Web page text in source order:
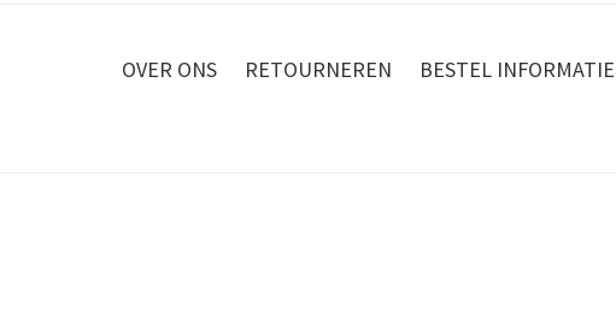
OVER ONS RETOURNEREN BESTEL INFORMATIE